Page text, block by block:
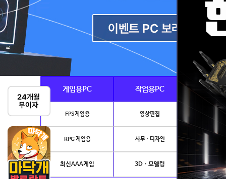
게임용PC 작업용PC Ai · 전
FPS게임용 영상편집
RPG 게임용 사무 · 디자인
최신AAA게임 3D · 모델링 NVIDIA